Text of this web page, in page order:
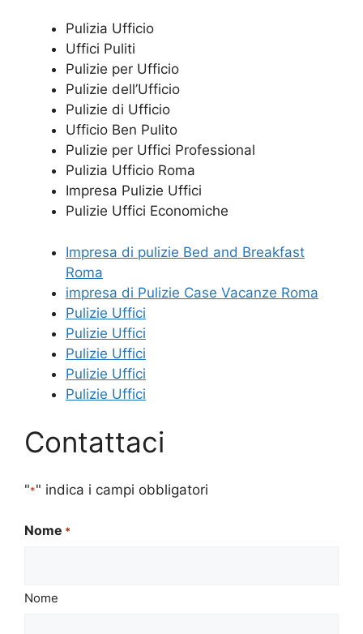
Pulizia Ufficio
Uffici Puliti
Pulizie per Ufficio
Pulizie dell’Ufficio
Pulizie di Ufficio
Ufficio Ben Pulito
Pulizie per Uffici Professional
Pulizia Ufficio Roma
Impresa Pulizie Uffici
Pulizie Uffici Economiche
Impresa di pulizie Bed and Breakfast
Roma
impresa di Pulizie Case Vacanze Roma
Pulizie Uffici
Pulizie Uffici
Pulizie Uffici
Pulizie Uffici
Pulizie Uffici
Contattaci
"*" indica i campi obbligatori
Nome *
Nome